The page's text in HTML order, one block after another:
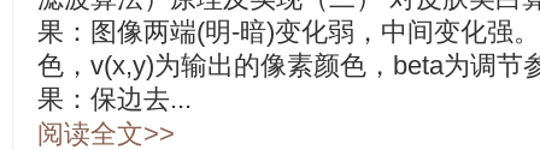
果：图像两端(明-暗)变化弱，中间变化强
色，v(x,y)为输出的像素颜色，beta为调节
果：保边去...
阅读全文>>